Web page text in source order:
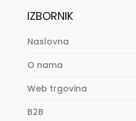
IZBORNIK
Naslovna
O nama
Web trgovina
B2B